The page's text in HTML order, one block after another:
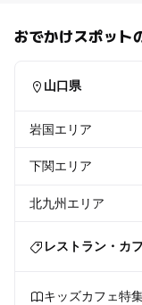
おでかけスポット
山口県
岩国エリア
下関エリア
北九州エリア
レストラン・カ
キッズカフェ特